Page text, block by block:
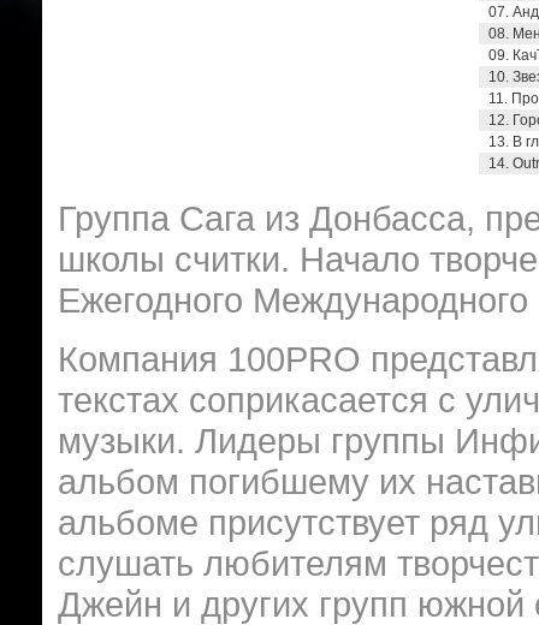
07.
08.
09.
10.
11.
12.
13. В
14.
Группа Сага из Донбасса,
школы считки. Начало
Ежегодного
Компания 100PRO
текстах соприкасается с
музыки. Лидеры группы
альбом погибшему их
альбоме присутствует ряд
слушать любителям
Джейн и других групп южной